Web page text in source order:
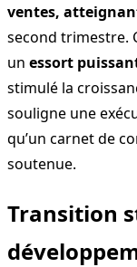
ventes,
second trimestre.
un essort
stimulé la
souligne une
qu’un carnet de
soutenue.
Transition